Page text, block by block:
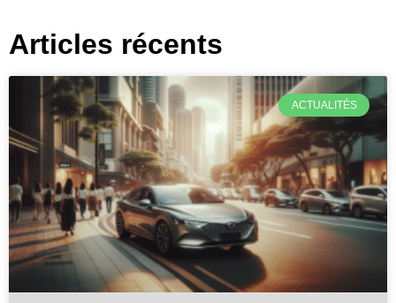
Articles récents
ACTUALITÉS